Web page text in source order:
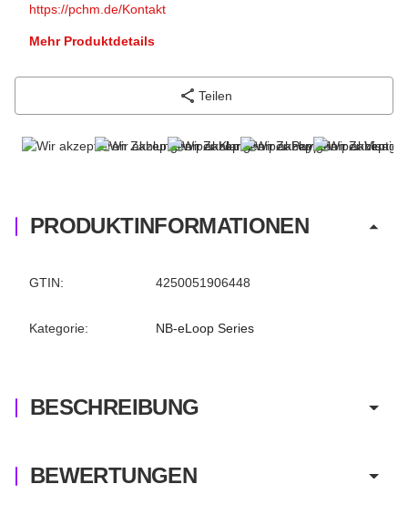
https://pchm.de/Kontakt
Mehr Produktdetails
Teilen
PRODUKTINFORMATIONEN
Produkteigenschaft
Wert
GTIN: 4250051906448
Kategorie: NB-eLoop Series
BESCHREIBUNG
BEWERTUNGEN